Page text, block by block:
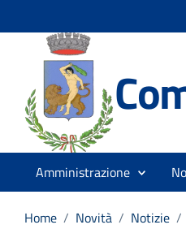
Amministrazione
Home / Novità / Notizie /